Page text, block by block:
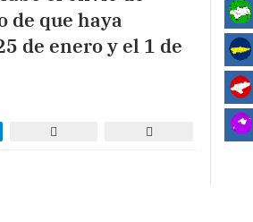
de que haya
de enero y el 1 de